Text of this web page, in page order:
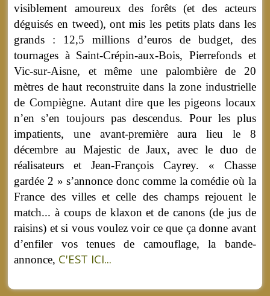
visiblement amoureux des forêts (et des acteurs
déguisés en tweed), ont mis les petits plats dans les
grands : 12,5 millions d’euros de budget, des
tournages à Saint-Crépin-aux-Bois, Pierrefonds et
Vic-sur-Aisne, et même une palombière de 20
mètres de haut reconstruite dans la zone industrielle
de Compiègne. Autant dire que les pigeons locaux
n’en s’en toujours pas descendus. Pour les plus
impatients, une avant-première aura lieu le 8
décembre au Majestic de Jaux, avec le duo de
réalisateurs et Jean-François Cayrey. « Chasse
gardée 2 » s’annonce donc comme la comédie où la
France des villes et celle des champs rejouent le
match... à coups de klaxon et de canons (de jus de
raisins) et si vous voulez voir ce que ça donne avant
d’enfiler vos tenues de camouflage, la bande-
annonce, C'EST ICI...